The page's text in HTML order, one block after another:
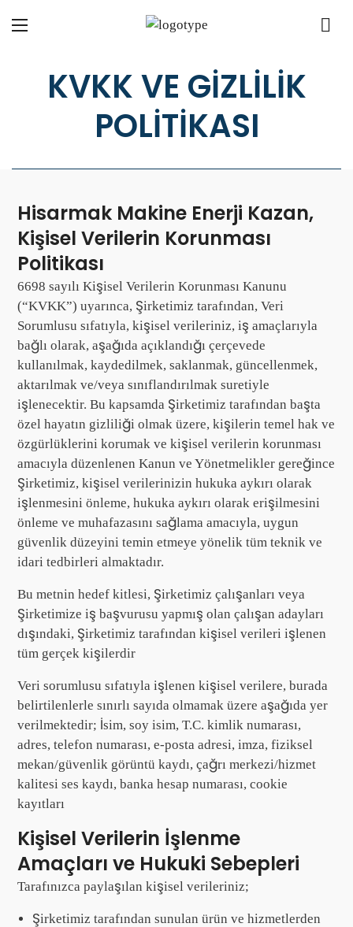
KVKK VE GIZLILIK
POLITIKASI
Hisarmak Makine Enerji Kazan,
Kişisel Verilerin Korunması
Politikası
6698 sayılı Kişisel Verilerin Korunması Kanunu
(“KVKK”) uyarınca, Şirketimiz tarafından, Veri
Sorumlusu sıfatıyla, kişisel verileriniz, iş amaçlarıyla
bağlı olarak, aşağıda açıklandığı çerçevede
kullanılmak, kaydedilmek, saklanmak, güncellenmek,
aktarılmak ve/veya sınıflandırılmak suretiyle
işlenecektir. Bu kapsamda Şirketimiz tarafından başta
özel hayatın gizliliği olmak üzere, kişilerin temel hak ve
özgürlüklerini korumak ve kişisel verilerin korunması
amacıyla düzenlenen Kanun ve Yönetmelikler gereğince
Şirketimiz, kişisel verilerinizin hukuka aykırı olarak
işlenmesini önleme, hukuka aykırı olarak erişilmesini
önleme ve muhafazasını sağlama amacıyla, uygun
güvenlik düzeyini temin etmeye yönelik tüm teknik ve
idari tedbirleri almaktadır.
Bu metnin hedef kitlesi, Şirketimiz çalışanları veya
Şirketimize iş başvurusu yapmış olan çalışan adayları
dışındaki, Şirketimiz tarafından kişisel verileri işlenen
tüm gerçek kişilerdir
Veri sorumlusu sıfatıyla işlenen kişisel verilere, burada
belirtilenlerle sınırlı sayıda olmamak üzere aşağıda yer
verilmektedir; İsim, soy isim, T.C. kimlik numarası,
adres, telefon numarası, e-posta adresi, imza, fiziksel
mekan/güvenlik görüntü kaydı, çağrı merkezi/hizmet
kalitesi ses kaydı, banka hesap numarası, cookie
kayıtları
Kişisel Verilerin İşlenme
Amaçları ve Hukuki Sebepleri
Tarafınızca paylaşılan kişisel verileriniz;
Şirketimiz tarafından sunulan ürün ve hizmetlerden